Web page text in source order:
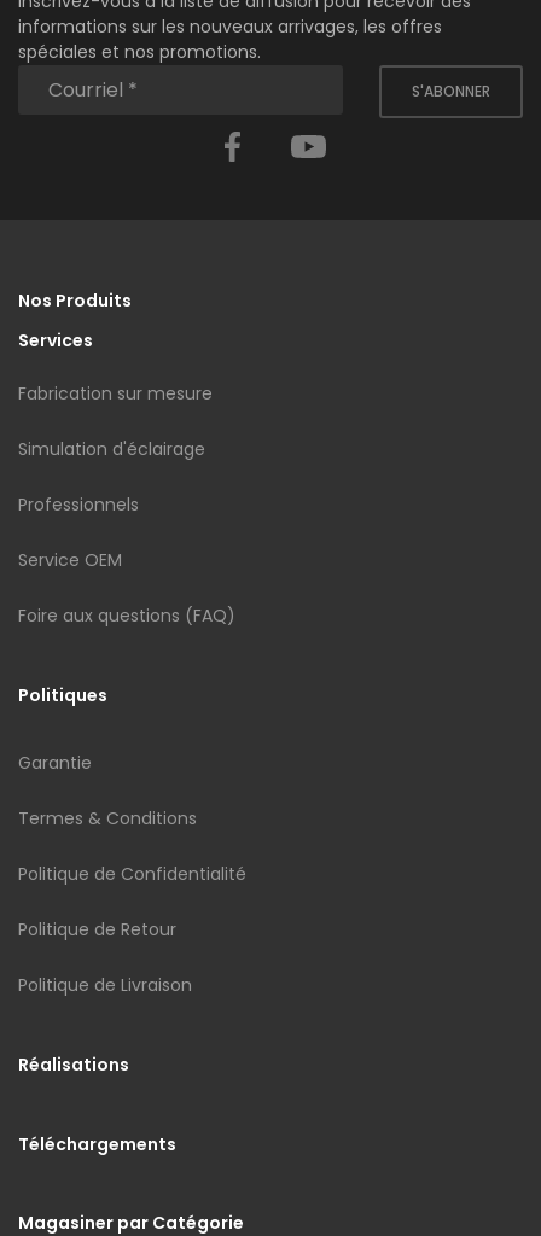
informations sur les nouveaux arrivages, les offres
spéciales et nos promotions.
S'ABONNER
Facebook
Nos Produits
Services
Fabrication sur mesure
Simulation d'éclairage
Professionnels
Service OEM
Foire aux questions (FAQ)
Politiques
Garantie
Termes & Conditions
Politique de Confidentialité
Politique de Retour
Politique de Livraison
Réalisations
Téléchargements
Magasiner par Catégorie